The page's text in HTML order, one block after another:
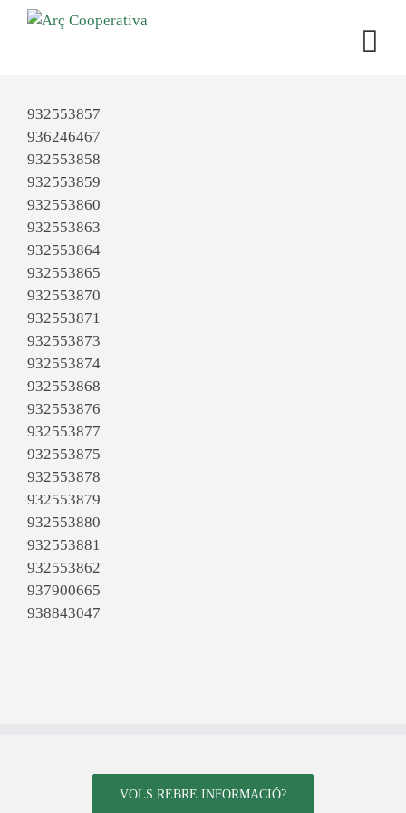
932553857
936246467
932553858
932553859
932553860
932553863
932553864
932553865
932553870
932553871
932553873
932553874
932553868
932553876
932553877
932553875
932553878
932553879
932553880
932553881
932553862
937900665
938843047
VOLS REBRE INFORMACIÓ?